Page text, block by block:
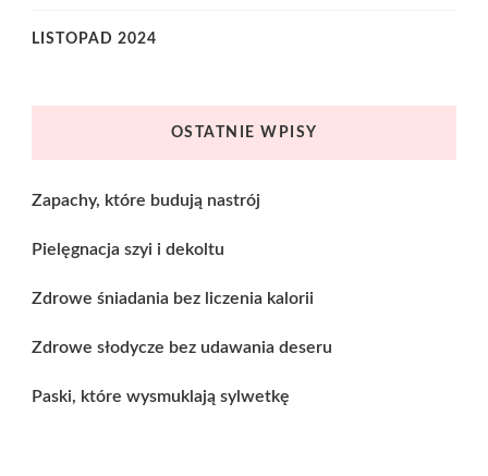
LISTOPAD 2024
OSTATNIE WPISY
Zapachy, które budują nastrój
Pielęgnacja szyi i dekoltu
Zdrowe śniadania bez liczenia kalorii
Zdrowe słodycze bez udawania deseru
Paski, które wysmuklają sylwetkę